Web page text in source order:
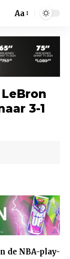
Aa
3-1
de NBA-play-